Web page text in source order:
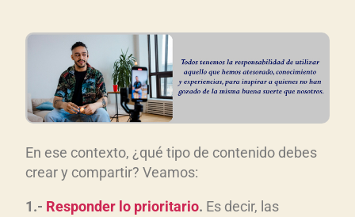
En ese contexto, ¿qué tipo de contenido debes
crear y compartir? Veamos:
1.- Responder lo prioritario. Es decir, las